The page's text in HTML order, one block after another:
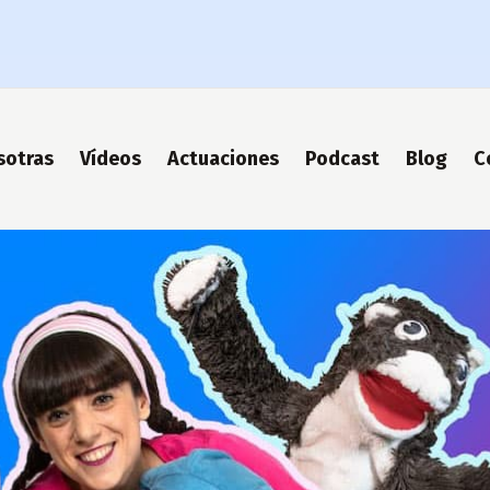
Vídeos Actuaciones Podcast Blog